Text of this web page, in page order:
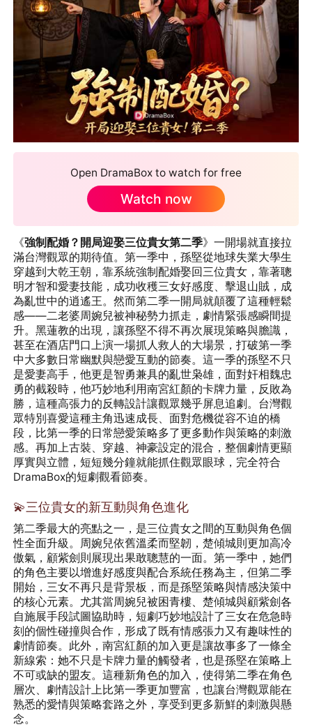
Open DramaBox to watch for free
Watch now
《強制配婚？開局迎娶三位貴女第二季》一開場就直接拉
滿台灣觀眾的期待值。第一季中，孫堅從地球失業大學生
穿越到大乾王朝，靠系統強制配婚娶回三位貴女，靠著聰
明才智和愛妻技能，成功收穫三女好感度、擊退山賊，成
為亂世中的逍遙王。然而第二季一開局就顛覆了這種輕鬆
感——二老婆周婉兒被神秘勢力抓走，劇情緊張感瞬間提
升。黑蓮教的出現，讓孫堅不得不再次展現策略與膽識，
甚至在酒店門口上演一場抓人救人的大場景，打破第一季
中大多數日常幽默與戀愛互動的節奏。這一季的孫堅不只
是愛妻高手，他更是智勇兼具的亂世枭雄，面對奸相魏忠
勇的截殺時，他巧妙地利用南宮紅顏的卡牌力量，反敗為
勝，這種高張力的反轉設計讓觀眾幾乎屏息追劇。台灣觀
眾特別喜愛這種主角迅速成長、面對危機從容不迫的橋
段，比第一季的日常戀愛策略多了更多動作與策略的刺激
感。再加上古裝、穿越、神豪設定的混合，整個劇情更顯
厚實與立體，短短幾分鐘就能抓住觀眾眼球，完全符合
DramaBox的短劇觀看節奏。
💫三位貴女的新互動與角色進化
第二季最大的亮點之一，是三位貴女之間的互動與角色個
性全面升級。周婉兒依舊溫柔而堅韌，楚傾城則更加高冷
傲氣，顧紫劍則展現出果敢聰慧的一面。第一季中，她們
的角色主要以增進好感度與配合系統任務為主，但第二季
開始，三女不再只是背景板，而是孫堅策略與情感決策中
的核心元素。尤其當周婉兒被困青樓、楚傾城與顧紫劍各
自施展手段試圖協助時，短劇巧妙地設計了三女在危急時
刻的個性碰撞與合作，形成了既有情感張力又有趣味性的
劇情節奏。此外，南宮紅顏的加入更是讓故事多了一條全
新線索：她不只是卡牌力量的觸發者，也是孫堅在策略上
不可或缺的盟友。這種新角色的加入，使得第二季在角色
層次、劇情設計上比第一季更加豐富，也讓台灣觀眾能在
熟悉的愛情與策略套路之外，享受到更多新鮮的刺激與懸
念。